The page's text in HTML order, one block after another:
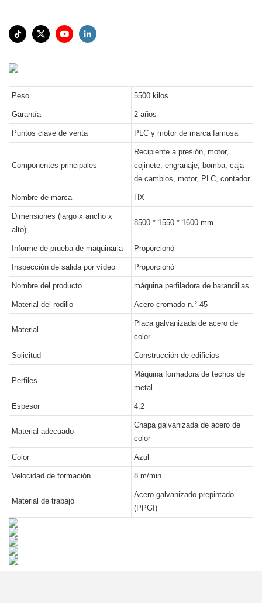
Peso 5500 kilos
Garantía 2 años
Puntos clave de venta PLC y motor de marca famosa
Componentes principales
Recipiente a presión, motor,
cojinete, engranaje, bomba, caja
de cambios, motor, PLC, contador
Nombre de marca HX
Dimensiones (largo x ancho x
alto)
8500 * 1550 * 1600 mm
Informe de prueba de maquinaria Proporcionó
Inspección de salida por vídeo Proporcionó
Nombre del producto máquina perfiladora de barandillas
Material del rodillo Acero cromado n.° 45
Material
Placa galvanizada de acero de
color
Solicitud Construcción de edificios
Perfiles
Máquina formadora de techos de
metal
Espesor 4.2
Material adecuado
Chapa galvanizada de acero de
color
Color Azul
Velocidad de formación 8 m/min
Material de trabajo
Acero galvanizado prepintado
(PPGI)